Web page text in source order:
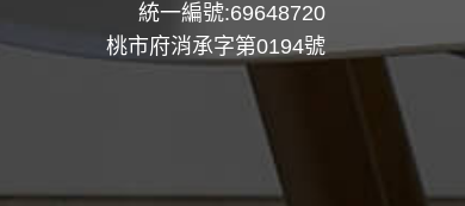
統一編號:69648720
桃市府消承字第0194號